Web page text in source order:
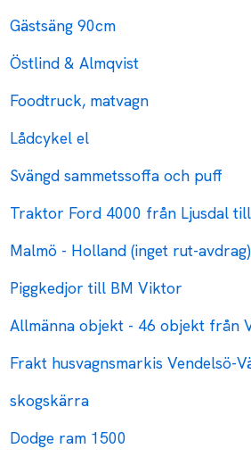
Gästsäng 90cm
Östlind & Almqvist
Foodtruck, matvagn
Lådcykel el
Svängd sammetssoffa och puff
Traktor Ford 4000 från Ljusdal
Malmö - Holland (inget rut-avdrag)
Piggkedjor till BM Viktor
Allmänna objekt - 46 objekt från
Frakt husvagnsmarkis Vendelsö-
skogskärra
Dodge ram 1500